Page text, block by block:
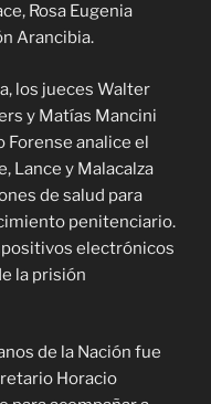
Rosa Eugenia
Arancibia.
los jueces Walter
y Matías Mancini
Forense analice el
Lance y Malacalza
de salud para
penitenciario.
electrónicos
la prisión
de la Nación fue
Horacio